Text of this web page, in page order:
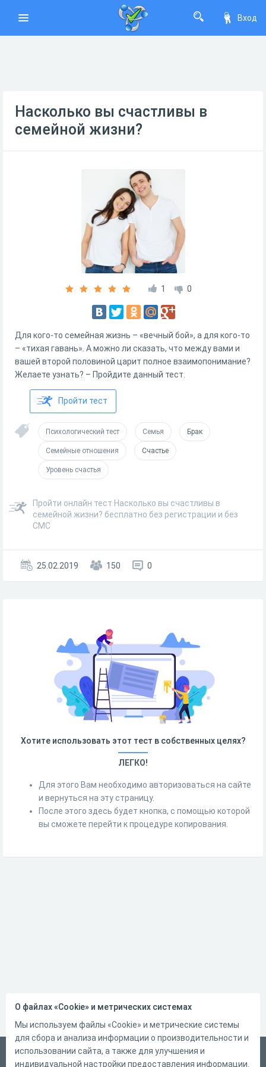
Вход
Насколько вы счастливы в
семейной жизни?
1 0
Для кого-то семейная жизнь – «вечный бой», а для кого-то
– «тихая гавань». А можно ли сказать, что между вами и
вашей второй половиной царит полное взаимопонимание?
Желаете узнать? – Пройдите данный тест.
Пройти тест
Психологический тест Семья Брак
Семейные отношения Счастье
Уровень счастья
Пройти онлайн тест Насколько вы счастливы в
семейной жизни? бесплатно без регистрации и без
СМС
25.02.2019 150 0
Хотите использовать этот тест в собственных целях?
ЛЕГКО!
Для этого Вам необходимо авторизоваться на сайте
и вернуться на эту страницу.
После этого здесь будет кнопка, с помощью которой
вы сможете перейти к процедуре копирования.
Русский
О файлах «Cookie» и метрических системах
Мы используем файлы «Cookie» и метрические системы
для сбора и анализа информации о производительности и
использовании сайта, а также для улучшения и
индивидуальной настройки предоставления информации.